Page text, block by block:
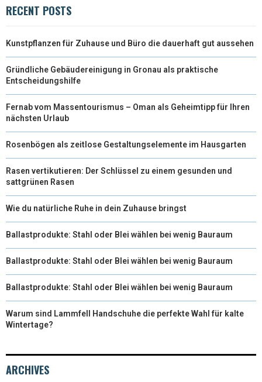
RECENT POSTS
Kunstpflanzen für Zuhause und Büro die dauerhaft gut aussehen
Gründliche Gebäudereinigung in Gronau als praktische
Entscheidungshilfe
Fernab vom Massentourismus – Oman als Geheimtipp für Ihren
nächsten Urlaub
Rosenbögen als zeitlose Gestaltungselemente im Hausgarten
Rasen vertikutieren: Der Schlüssel zu einem gesunden und
sattgrünen Rasen
Wie du natürliche Ruhe in dein Zuhause bringst
Ballastprodukte: Stahl oder Blei wählen bei wenig Bauraum
Ballastprodukte: Stahl oder Blei wählen bei wenig Bauraum
Ballastprodukte: Stahl oder Blei wählen bei wenig Bauraum
Warum sind Lammfell Handschuhe die perfekte Wahl für kalte
Wintertage?
ARCHIVES